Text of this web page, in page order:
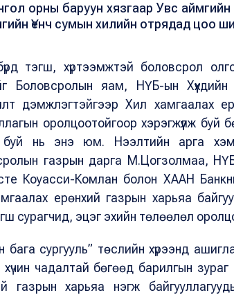
орны баруун хязгаар Увс
Үенч сумын хилийн отрядад цоо
бүрд тэгш, хүртээмжтэй боловсрол
Боловсролын яам, НҮБ-ын
дэмжлэгтэйгээр Хил хамгаалах
оролцоотойгоор хэрэгжүүлж буй
буй нь энэ юм. Нээлтийн арга
газрын дарга М.Цогзолмаа,
Коуасси-Комлан болон ХААН
ерөнхий газрын харьяа
сурагчид, эцэг эхийн төлөөлөл
бага сургууль” төслийн хүрээнд
хүчин чадалтай бөгөөд барилгын
газрын харьяа нэгж